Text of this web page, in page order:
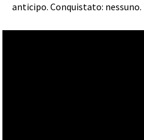
anticipo. Conquistato: nessuno.